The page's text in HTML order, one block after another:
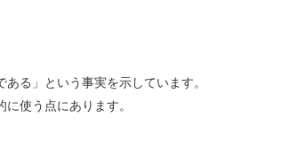
る」という事実を示しています。
使う点にあります。